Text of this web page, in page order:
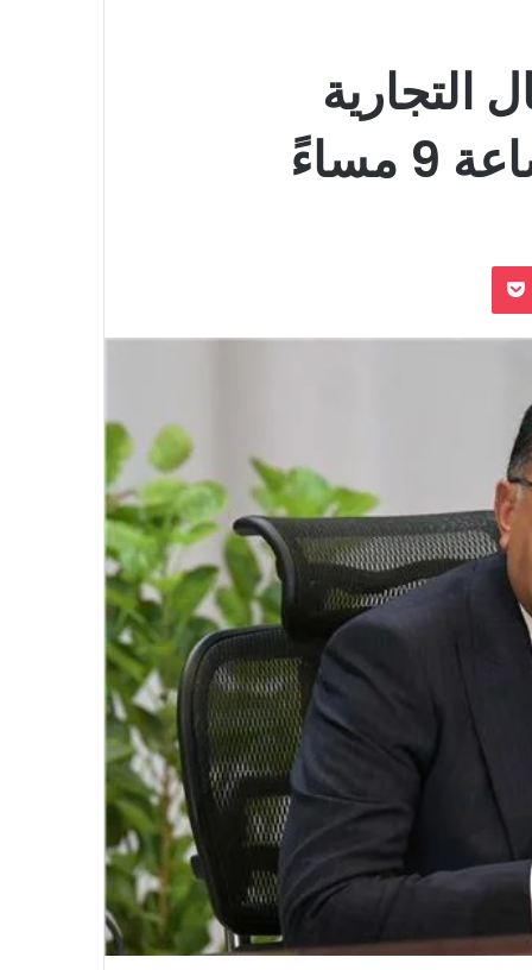
التجارية
بوكيت